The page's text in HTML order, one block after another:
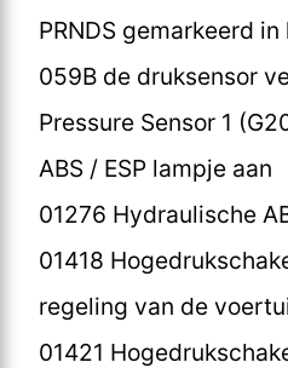
PRNDS gemarkeerd
059B de druksensor
Pressure Sensor 1
ABS / ESP lampje aan
01276 Hydraulische
01418
regeling van de
01421